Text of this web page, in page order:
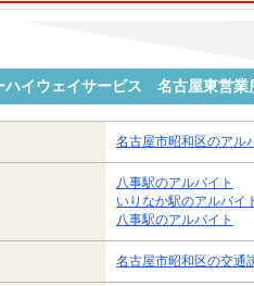
ハイウェイサービス 名古屋東営業
名古屋市昭和区のアル
八事駅のアルバイト
いりなか駅のアルバイ
八事駅のアルバイト
名古屋市昭和区の交通